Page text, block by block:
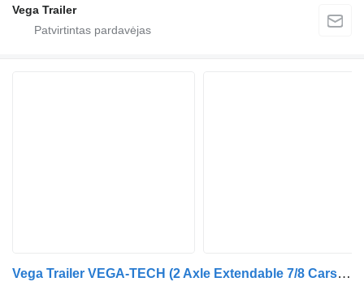
Vega Trailer
Vega Trailer VEGA-TECH (2 Axle Extendable 7/8 Cars Transporter)